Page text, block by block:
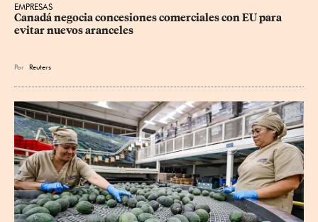
EMPRESAS
Canadá negocia concesiones comerciales con EU para
evitar nuevos aranceles
Por Reuters